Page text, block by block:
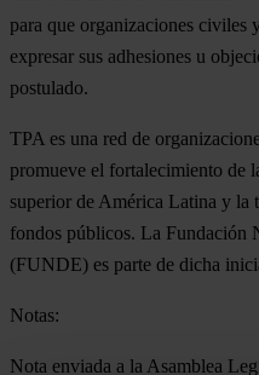
para que organizaciones civiles
expresar sus adhesiones u
postulado.
TPA es una red de
promueve el fortalecimiento de
superior de América Latina y la
fondos públicos. La Fundación
(FUNDE) es parte de dicha
Notas:
Nota enviada a la Asamblea